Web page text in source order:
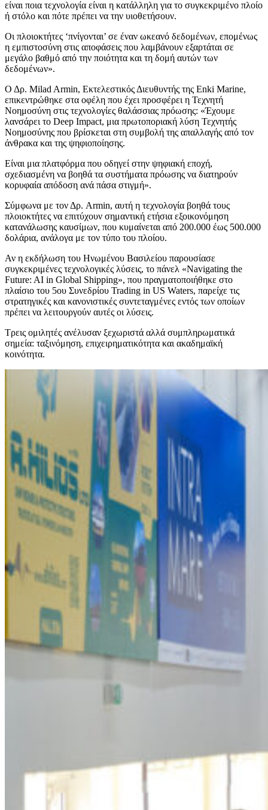
είναι ποια τεχνολογία είναι η κατάλληλη για το συγκεκριμένο πλοίο
ή στόλο και πότε πρέπει να την υιοθετήσουν.
Οι πλοιοκτήτες ‘πνίγονται’ σε έναν ωκεανό δεδομένων, επομένως
η εμπιστοσύνη στις αποφάσεις που λαμβάνουν εξαρτάται σε
μεγάλο βαθμό από την ποιότητα και τη δομή αυτών των
δεδομένων».
Ο Δρ. Milad Armin, Εκτελεστικός Διευθυντής της Enki Marine,
επικεντρώθηκε στα οφέλη που έχει προσφέρει η Τεχνητή
Νοημοσύνη στις τεχνολογίες θαλάσσιας πρόωσης: «Έχουμε
λανσάρει το Deep Impact, μια πρωτοποριακή λύση Τεχνητής
Νοημοσύνης που βρίσκεται στη συμβολή της απαλλαγής από τον
άνθρακα και της ψηφιοποίησης.
Είναι μια πλατφόρμα που οδηγεί στην ψηφιακή εποχή,
σχεδιασμένη να βοηθά τα συστήματα πρόωσης να διατηρούν
κορυφαία απόδοση ανά πάσα στιγμή».
Σύμφωνα με τον Δρ. Armin, αυτή η τεχνολογία βοηθά τους
πλοιοκτήτες να επιτύχουν σημαντική ετήσια εξοικονόμηση
κατανάλωσης καυσίμων, που κυμαίνεται από 200.000 έως 500.000
δολάρια, ανάλογα με τον τύπο του πλοίου.
Αν η εκδήλωση του Ηνωμένου Βασιλείου παρουσίασε
συγκεκριμένες τεχνολογικές λύσεις, το πάνελ «Navigating the
Future: AI in Global Shipping», που πραγματοποιήθηκε στο
πλαίσιο του 5ου Συνεδρίου Trading in US Waters, παρείχε τις
στρατηγικές και κανονιστικές συντεταγμένες εντός των οποίων
πρέπει να λειτουργούν αυτές οι λύσεις.
Τρεις ομιλητές ανέλυσαν ξεχωριστά αλλά συμπληρωματικά
σημεία: ταξινόμηση, επιχειρηματικότητα και ακαδημαϊκή
κοινότητα.